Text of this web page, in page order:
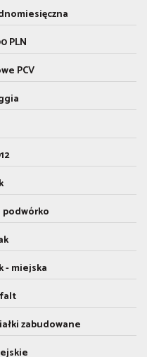
PLN
PCV
podwórko
- miejska
zabudowane